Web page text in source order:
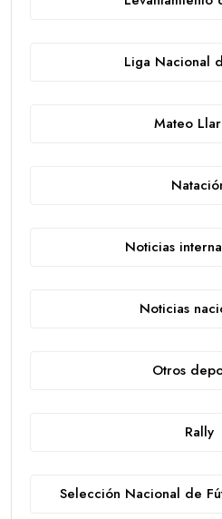
Liga Nacional
Mateo
Noticias
Noticias
Otros
Rally
Selección Nacional de